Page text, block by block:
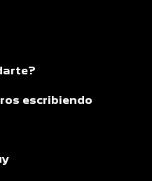
escribiendo